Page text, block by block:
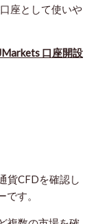
座として使いや
口座開設
貨CFDを確認し
す。